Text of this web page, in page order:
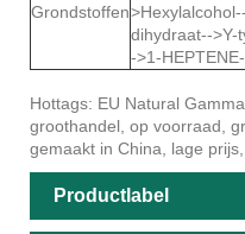
Grondstoffen
dihydraat-->Y-
->1-
Hottags: EU Natural
groothandel, op voorraad,
gemaakt in China, lage
Productlabel